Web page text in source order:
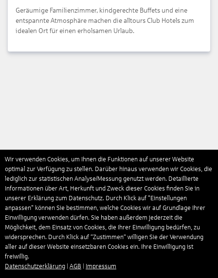
Geräumige Familienzimmer, kindgerechte Buffets und eine
entspannte Atmosphäre machen die alltours Club Hotels zum
idealen Ort für einen erholsamen Urlaub.
Wir verwenden Cookies, um Ihnen die Funktionen auf unserer Website
optimal zur Verfügung zu stellen. Darüber hinaus verwenden wir Cookies, die
lediglich zur statistischen Analyse/Messung genutzt werden. Detaillierte
Informationen über Art, Herkunft und Zweck dieser Cookies finden Sie in
unserer Erklärung zum Datenschutz. Durch Klick auf "Einstellungen
anpassen" können Sie bestimmen, welche Cookies wir auf Grundlage Ihrer
Einwilligung verwenden dürfen. Sie haben außerdem jederzeit die
Möglichkeit, dem Einsatz von Cookies, die Ihrer Einwilligung bedürfen, zu
widersprechen. Durch Klick auf “Zustimmen“ willigen Sie der Verwendung
aller auf dieser Website einsetzbaren Cookies ein. Ihre Einwilligung ist
freiwillig.
Datenschutzerklärung
AGB Impressum